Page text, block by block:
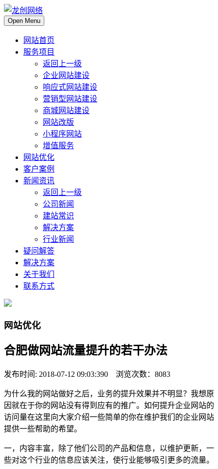
Open Menu
网站首页
服务项目
返回上一级
企业网站建设
响应式网站建设
营销型网站建设
商城网站建设
网站改版
小程序网站
增值服务
网站优化
客户案例
新闻资讯
返回上一级
公司新闻
建站常识
解决方案
行业新闻
疑问解答
解决方案
关于我们
联系方式
网站优化
合肥做网站流量提升的若干办法
发布时间: 2018-07-12 09:03:390 浏览次数：8083
为什么我的网站做好之后，业务的提升效果并不明显？我想原
因就在于你的网站没有得到应有的推广。如何提升企业网站的
访问量在这里向大家介绍一些简单的你在维护我们的企业网站
提供一些帮助的希望。
一，内容丰富，除了他们公司的产品和信息，以维护更新，一
些对这个行业的信息应该关注，使行业能够吸引更多的流量。